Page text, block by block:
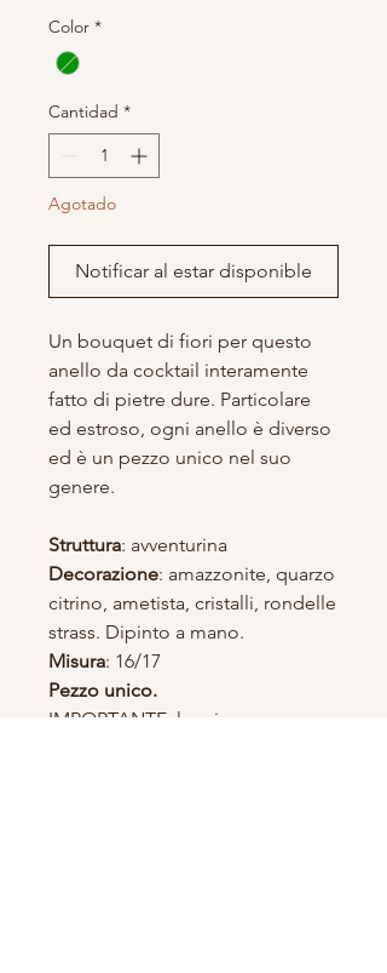
Color *
Cantidad *
Agotado
Notificar al estar disponible
Un bouquet di fiori per questo
anello da cocktail interamente
fatto di pietre dure. Particolare
ed estroso, ogni anello è diverso
ed è un pezzo unico nel suo
genere.
Struttura: avventurina
Decorazione: amazzonite, quarzo
citrino, ametista, cristalli, rondelle
strass. Dipinto a mano.
Misura: 16/17
Pezzo unico.
IMPORTANTE : le misure sono